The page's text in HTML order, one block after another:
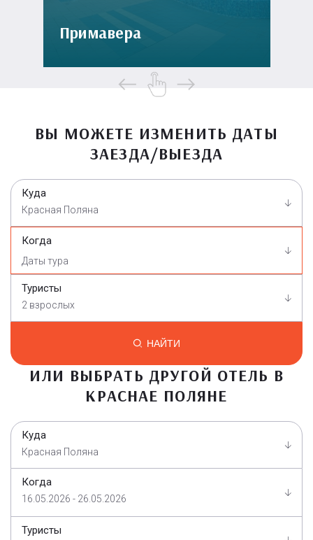
Примавера
ВЫ МОЖЕТЕ ИЗМЕНИТЬ ДАТЫ
ЗАЕЗДА/ВЫЕЗДА
Куда
Красная Поляна
Когда
Туристы
2 взрослых
НАЙТИ
ИЛИ ВЫБРАТЬ ДРУГОЙ ОТЕЛЬ В
КРАСНАЕ ПОЛЯНЕ
Куда
Красная Поляна
Когда
16.05.2026 - 26.05.2026
Туристы